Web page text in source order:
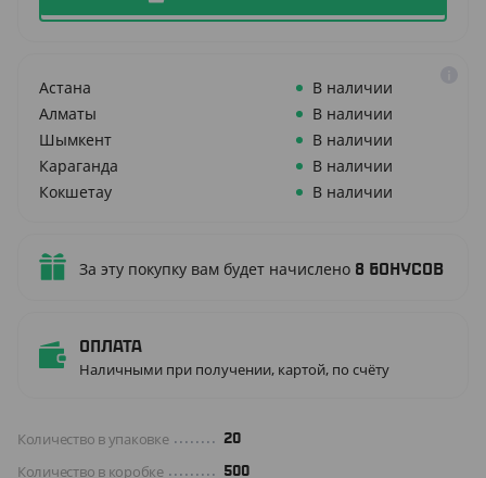
Астана
В наличии
Алматы
В наличии
Шымкент
В наличии
Караганда
В наличии
Кокшетау
В наличии
За эту покупку вам будет начислено 8 бонусов
Оплата
Наличными при получении, картой, по счёту
Количество в упаковке 20
Количество в коробке 500